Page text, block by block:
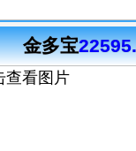
金多宝